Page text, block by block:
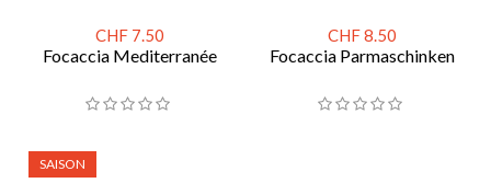
CHF 7.50
Focaccia Mediterranée
CHF 8.50
Focaccia Parmaschinken
SAISON